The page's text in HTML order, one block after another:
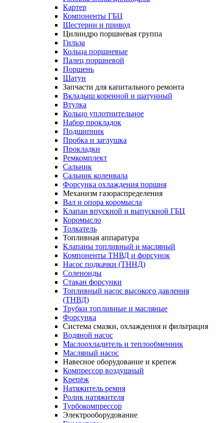
Картер
Компоненты ГБЦ
Шестерни и привод
Цилиндро поршневая группа
Гильза
Кольца поршневые
Палец поршневой
Поршень
Шатун
Запчасти для капитального ремонта
Вкладыш коренной и шатунный
Втулка
Кольцо уплотнительное
Набор прокладок
Подшипник
Пробка и заглушка
Прокладки
Ремкомплект
Сальник
Сальник коленвала
Форсунка охлаждения поршня
Механизм газораспределения
Вал и опора коромысла
Клапан впускной и выпускной ГБЦ
Коромысло
Толкатель
Топливная аппаратура
Клапаны топливный и масляный
Компоненты ТНВД и форсунок
Насос подкачки (ТННД)
Соленоиды
Стакан форсунки
Топливный насос высокого давления
(ТНВД)
Трубки топливные и масляные
Форсунка
Система смазки, охлаждения и фильтрация
Водяной насос
Маслоохладитель и теплообменник
Масляный насос
Навесное оборудование и крепеж
Компрессор воздушный
Крепёж
Натяжитель ремня
Ролик натяжителя
Турбокомпрессор
Электрооборудование